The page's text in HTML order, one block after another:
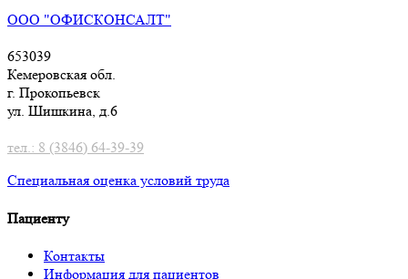
ООО "ОФИСКОНСАЛТ"
653039
Кемеровская обл.
г. Прокопьевск
ул. Шишкина, д.6
тел.: 8 (3846) 64-39-39
Специальная оценка условий труда
Пациенту
Контакты
Информация для пациентов